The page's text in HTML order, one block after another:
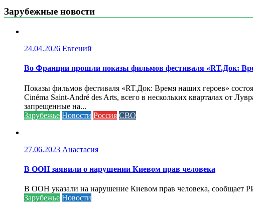
Зарубежные новости
24.04.2026 Евгений
Во Франции прошли показы фильмов фестиваля «RT.Док:
Показы фильмов фестиваля «RT.Док: Время наших героев»
Cinéma Saint-André des Arts, всего в нескольких кварталах от
запрещенные на...
Зарубежье Новости Россия СВО
27.06.2023 Анастасия
В ООН заявили о нарушении Киевом прав человека
В ООН указали на нарушение Киевом прав человека, сообщает
Зарубежье Новости